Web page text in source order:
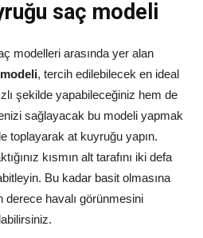
saç modeli
modelleri arasında yer alan
, tercih edilebilecek en ideal
şekilde yapabileceğiniz hem de
sağlayacak bu modeli yapmak
toplayarak at kuyruğu yapın.
kısmın alt tarafını iki defa
Bu kadar basit olmasına
derece havalı görünmesini